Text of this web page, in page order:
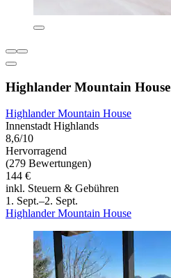
Highlander Mountain House
Highlander Mountain House
Innenstadt Highlands
8,6/10
Hervorragend
(279 Bewertungen)
144 €
inkl. Steuern & Gebühren
1. Sept.–2. Sept.
Highlander Mountain House